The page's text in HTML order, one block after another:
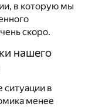
в которую мы
скоро.
нашего
ситуации в
менее